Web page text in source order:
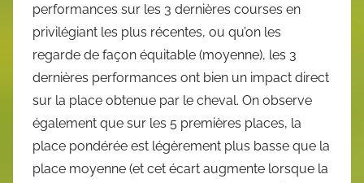
performances sur les 3 dernières courses en
privilégiant les plus récentes, ou qu’on les
regarde de façon équitable (moyenne), les 3
dernières performances ont bien un impact direct
sur la place obtenue par le cheval. On observe
également que sur les 5 premières places, la
place pondérée est légèrement plus basse que la
place moyenne (et cet écart augmente lorsque la